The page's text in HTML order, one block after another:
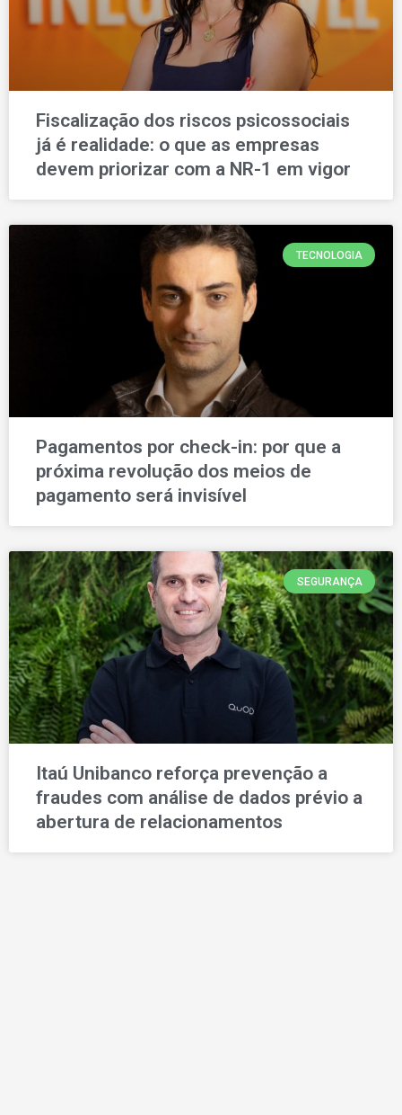
Fiscalização dos riscos psicossociais
já é realidade: o que as empresas
devem priorizar com a NR-1 em vigor
TECNOLOGIA
Pagamentos por check-in: por que a
próxima revolução dos meios de
pagamento será invisível
SEGURANÇA
Itaú Unibanco reforça prevenção a
fraudes com análise de dados prévio a
abertura de relacionamentos